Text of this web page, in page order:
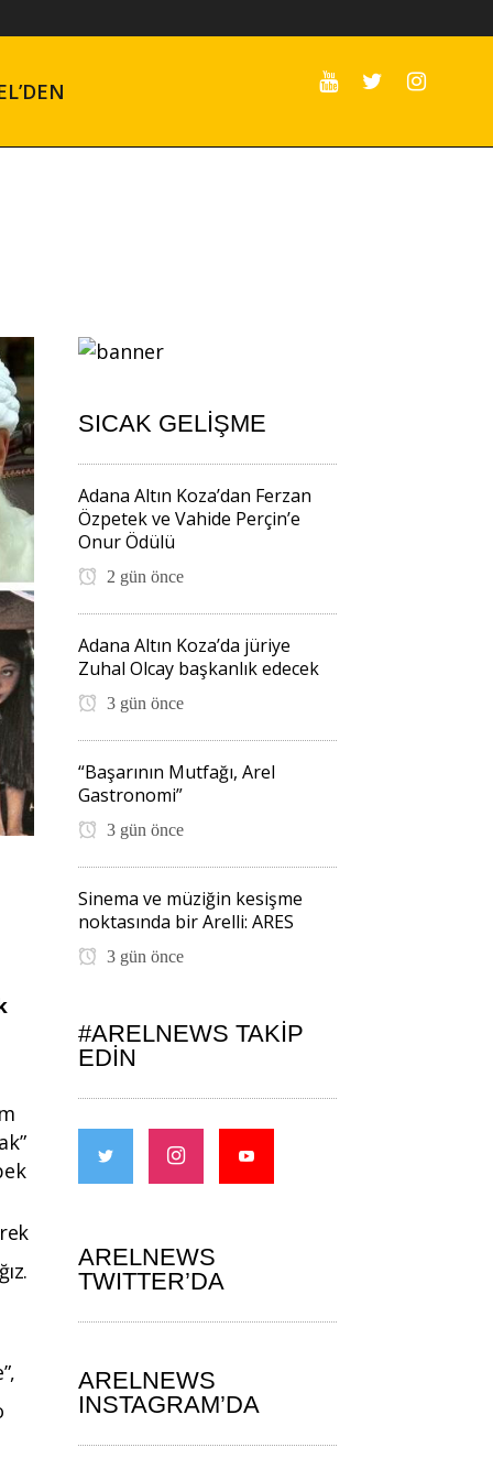
SICAK GELIŞME
Adana Altın Koza’dan Ferzan
Özpetek ve Vahide Perçin’e
Onur Ödülü
2 gün önce
Adana Altın Koza’da jüriye
Zuhal Olcay başkanlık edecek
3 gün önce
“Başarının Mutfağı, Arel
Gastronomi”
3 gün önce
Sinema ve müziğin kesişme
noktasında bir Arelli: ARES
3 gün önce
#ARELNEWS TAKIP
EDIN
ARELNEWS
TWITTER’DA
ARELNEWS
INSTAGRAM’DA